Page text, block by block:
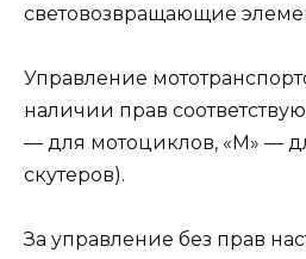
световозвращающие
Управление
наличии прав
— для мотоциклов, «М» —
скутеров).
За управление без прав